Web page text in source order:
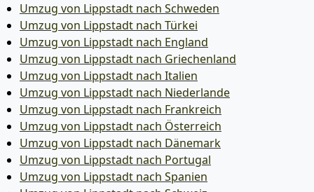
Umzug von Lippstadt nach Schweden
Umzug von Lippstadt nach Türkei
Umzug von Lippstadt nach England
Umzug von Lippstadt nach Griechenland
Umzug von Lippstadt nach Italien
Umzug von Lippstadt nach Niederlande
Umzug von Lippstadt nach Frankreich
Umzug von Lippstadt nach Österreich
Umzug von Lippstadt nach Dänemark
Umzug von Lippstadt nach Portugal
Umzug von Lippstadt nach Spanien